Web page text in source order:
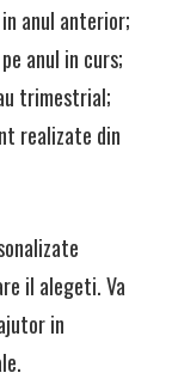
anul anterior;
anul in curs;
trimestrial;
realizate din
il alegeti. Va
in